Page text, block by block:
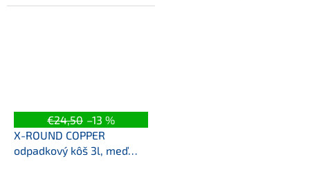
€24,50 –13 %
X-ROUND COPPER
odpadkový kôš 3l, meď